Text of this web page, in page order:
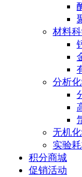
材料
分析
无机
实验
积分商城
促销活动